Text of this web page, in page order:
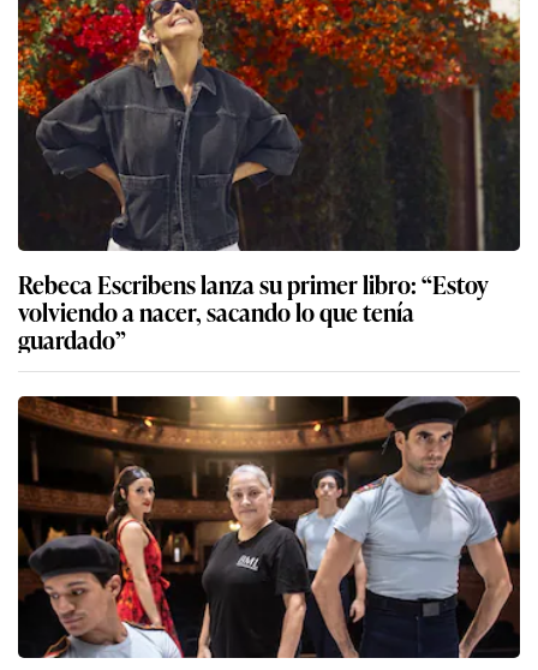
Rebeca Escribens lanza su primer libro: “Estoy
volviendo a nacer, sacando lo que tenía
guardado”